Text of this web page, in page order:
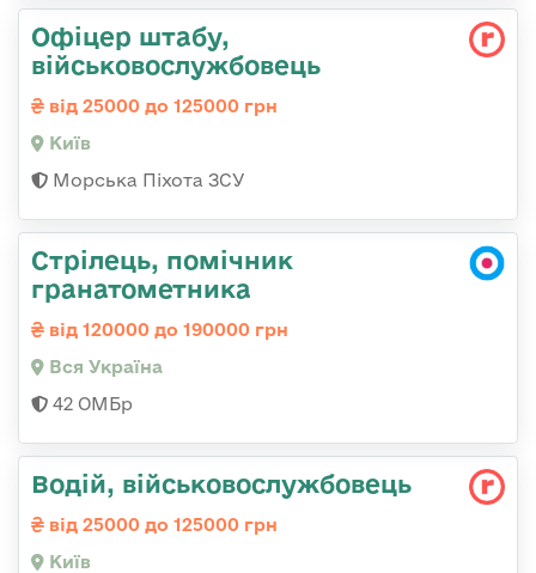
Офіцер штабу,
військовослужбовець
від 25000 до 125000 грн
Київ
Морська Піхота ЗСУ
Стрілець, помічник
гранатометника
від 120000 до 190000 грн
Вся Україна
42 ОМБр
Водій, військовослужбовець
від 25000 до 125000 грн
Київ